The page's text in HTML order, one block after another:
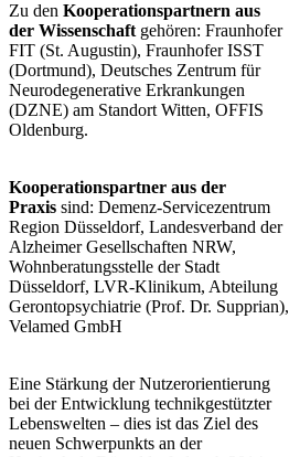
Zu den Kooperationspartnern aus
der Wissenschaft gehören: Fraunhofer
FIT (St. Augustin), Fraunhofer ISST
(Dortmund), Deutsches Zentrum für
Neurodegenerative Erkrankungen
(DZNE) am Standort Witten, OFFIS
Oldenburg.
Kooperationspartner aus der
Praxis sind: Demenz-Servicezentrum
Region Düsseldorf, Landesverband der
Alzheimer Gesellschaften NRW,
Wohnberatungsstelle der Stadt
Düsseldorf, LVR-Klinikum, Abteilung
Gerontopsychiatrie (Prof. Dr. Supprian),
Velamed GmbH
Eine Stärkung der Nutzerorientierung
bei der Entwicklung technikgestützter
Lebenswelten – dies ist das Ziel des
neuen Schwerpunkts an der